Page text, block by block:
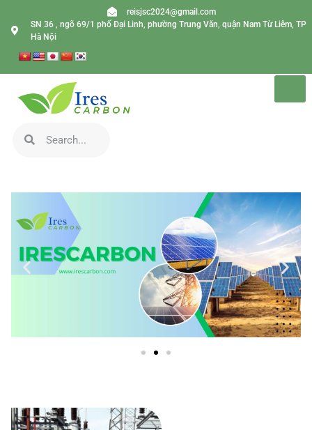
reisjsc2024@gmail.com
SN 36 , ngõ 69/1 phố Đại Linh, phường Trung Văn, quận Nam Từ Liêm, TP
Hà Nội